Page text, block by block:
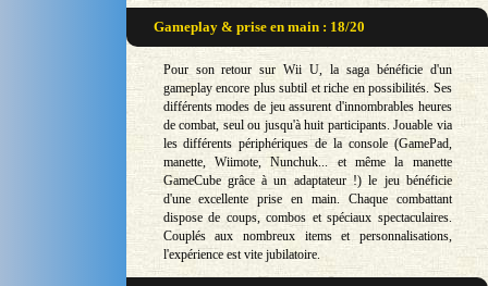
Gameplay & prise en main : 18/20
Pour son retour sur Wii U, la saga bénéficie d'un
gameplay encore plus subtil et riche en possibilités. Ses
différents modes de jeu assurent d'innombrables heures
de combat, seul ou jusqu'à huit participants. Jouable via
les différents périphériques de la console (GamePad,
manette, Wiimote, Nunchuk... et même la manette
GameCube grâce à un adaptateur !) le jeu bénéficie
d'une excellente prise en main. Chaque combattant
dispose de coups, combos et spéciaux spectaculaires.
Couplés aux nombreux items et personnalisations,
l'expérience est vite jubilatoire.